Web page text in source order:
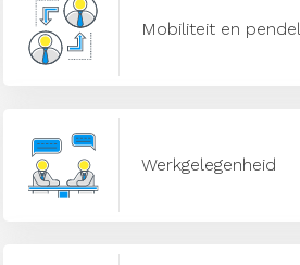
Mobiliteit en pendel
Werkgelegenheid